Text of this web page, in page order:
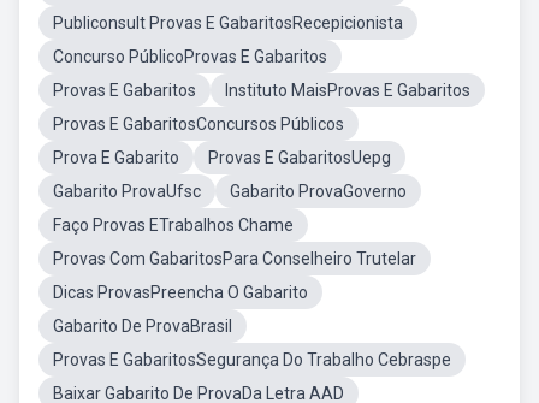
Publiconsult Provas E GabaritosRecepicionista
Concurso PúblicoProvas E Gabaritos
Provas E Gabaritos
Instituto MaisProvas E Gabaritos
Provas E GabaritosConcursos Públicos
Prova E Gabarito
Provas E GabaritosUepg
Gabarito ProvaUfsc
Gabarito ProvaGoverno
Faço Provas ETrabalhos Chame
Provas Com GabaritosPara Conselheiro Trutelar
Dicas ProvasPreencha O Gabarito
Gabarito De ProvaBrasil
Provas E GabaritosSegurança Do Trabalho Cebraspe
Baixar Gabarito De ProvaDa Letra AAD